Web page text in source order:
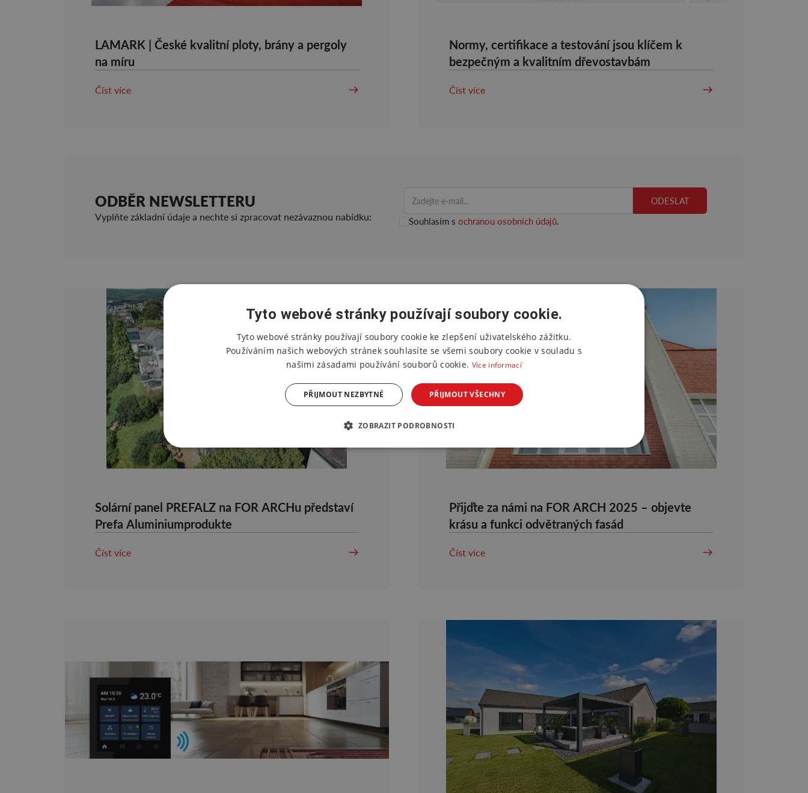
LAMARK | České kvalitní ploty, brány a pergoly
na míru
Číst více
Normy, certifikace a testování jsou klíčem k
bezpečným a kvalitním dřevostavbám
Číst více
ODBĚR NEWSLETTERU
Vyplňte základní údaje a nechte si zpracovat nezávaznou nabídku: Souhlasím s ochranou osobních údajů.
Solární panel PREFALZ na FOR ARCHu představí
Prefa Aluminiumprodukte
Číst více
Přijďte za námi na FOR ARCH 2025 – objevte
krásu a funkci odvětraných fasád
Číst více
Tyto webové stránky používají soubory cookie.
Tyto webové stránky používají soubory cookie ke zlepšení uživatelského zážitku.
Používáním našich webových stránek souhlasíte se všemi soubory cookie v souladu s
našimi zásadami používání souborů cookie. Více informací
PŘIJMOUT VŠECHNY
PŘIJMOUT NEZBYTNÉ
ZOBRAZIT PODROBNOSTI